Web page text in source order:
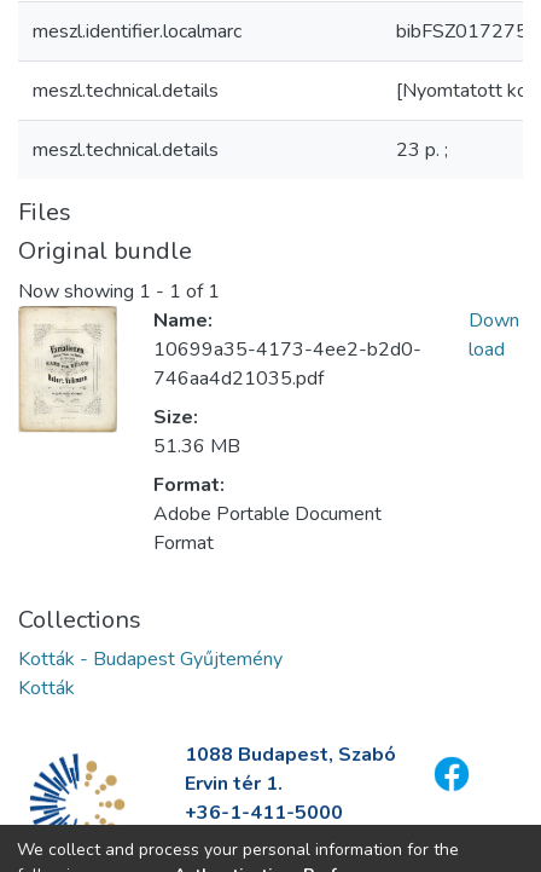
meszl.identifier.localmarc
meszl.technical.details [Nyomtatott
meszl.technical.details 23 p. ;
Files
Original bundle
Now showing 1 - 1 of 1
Name:
10699a35-4173-4ee2-b2d0-
746aa4d21035.pdf
Size:
51.36 MB
Format:
Adobe Portable Document
Format
Down
load
Collections
Kották - Budapest Gyűjtemény
Kották
1088 Budapest, Szabó
Ervin tér 1.
+36-1-411-5000
info@fszek.hu
We collect and process your personal information for the